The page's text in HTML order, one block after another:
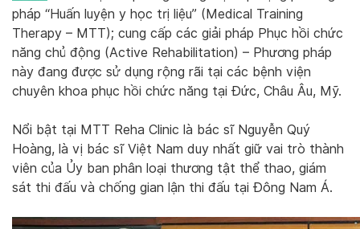
pháp “Huấn luyện y học trị liệu” (Medical Training
Therapy – MTT); cung cấp các giải pháp Phục hồi chức
năng chủ động (Active Rehabilitation) – Phương pháp
này đang được sử dụng rộng rãi tại các bệnh viện
chuyên khoa phục hồi chức năng tại Đức, Châu Âu, Mỹ.
Nổi bật tại MTT Reha Clinic là bác sĩ Nguyễn Quý
Hoàng, là vị bác sĩ Việt Nam duy nhất giữ vai trò thành
viên của Ủy ban phân loại thương tật thể thao, giám
sát thi đấu và chống gian lận thi đấu tại Đông Nam Á.